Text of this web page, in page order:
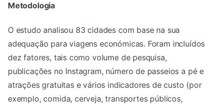
Metodologia
O estudo analisou 83 cidades com base na sua
adequação para viagens económicas. Foram incluídos
dez fatores, tais como volume de pesquisa,
publicações no Instagram, número de passeios a pé e
atrações gratuitas e vários indicadores de custo (por
exemplo, comida, cerveja, transportes públicos,